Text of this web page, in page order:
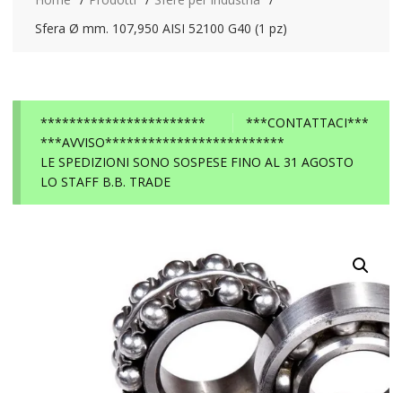
Sfera Ø mm. 107,950 AISI 52100 G40 (1 pz)
***CONTATTACI***
***********************
***AVVISO*************************
LE SPEDIZIONI SONO SOSPESE FINO AL 31 AGOSTO
LO STAFF B.B. TRADE